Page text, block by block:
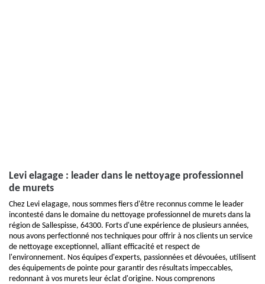
Levi elagage : leader dans le nettoyage professionnel
de murets
Chez Levi elagage, nous sommes fiers d'être reconnus comme le leader
incontesté dans le domaine du nettoyage professionnel de murets dans la
région de Sallespisse, 64300. Forts d'une expérience de plusieurs années,
nous avons perfectionné nos techniques pour offrir à nos clients un service
de nettoyage exceptionnel, alliant efficacité et respect de
l'environnement. Nos équipes d'experts, passionnées et dévouées, utilisent
des équipements de pointe pour garantir des résultats impeccables,
redonnant à vos murets leur éclat d'origine. Nous comprenons